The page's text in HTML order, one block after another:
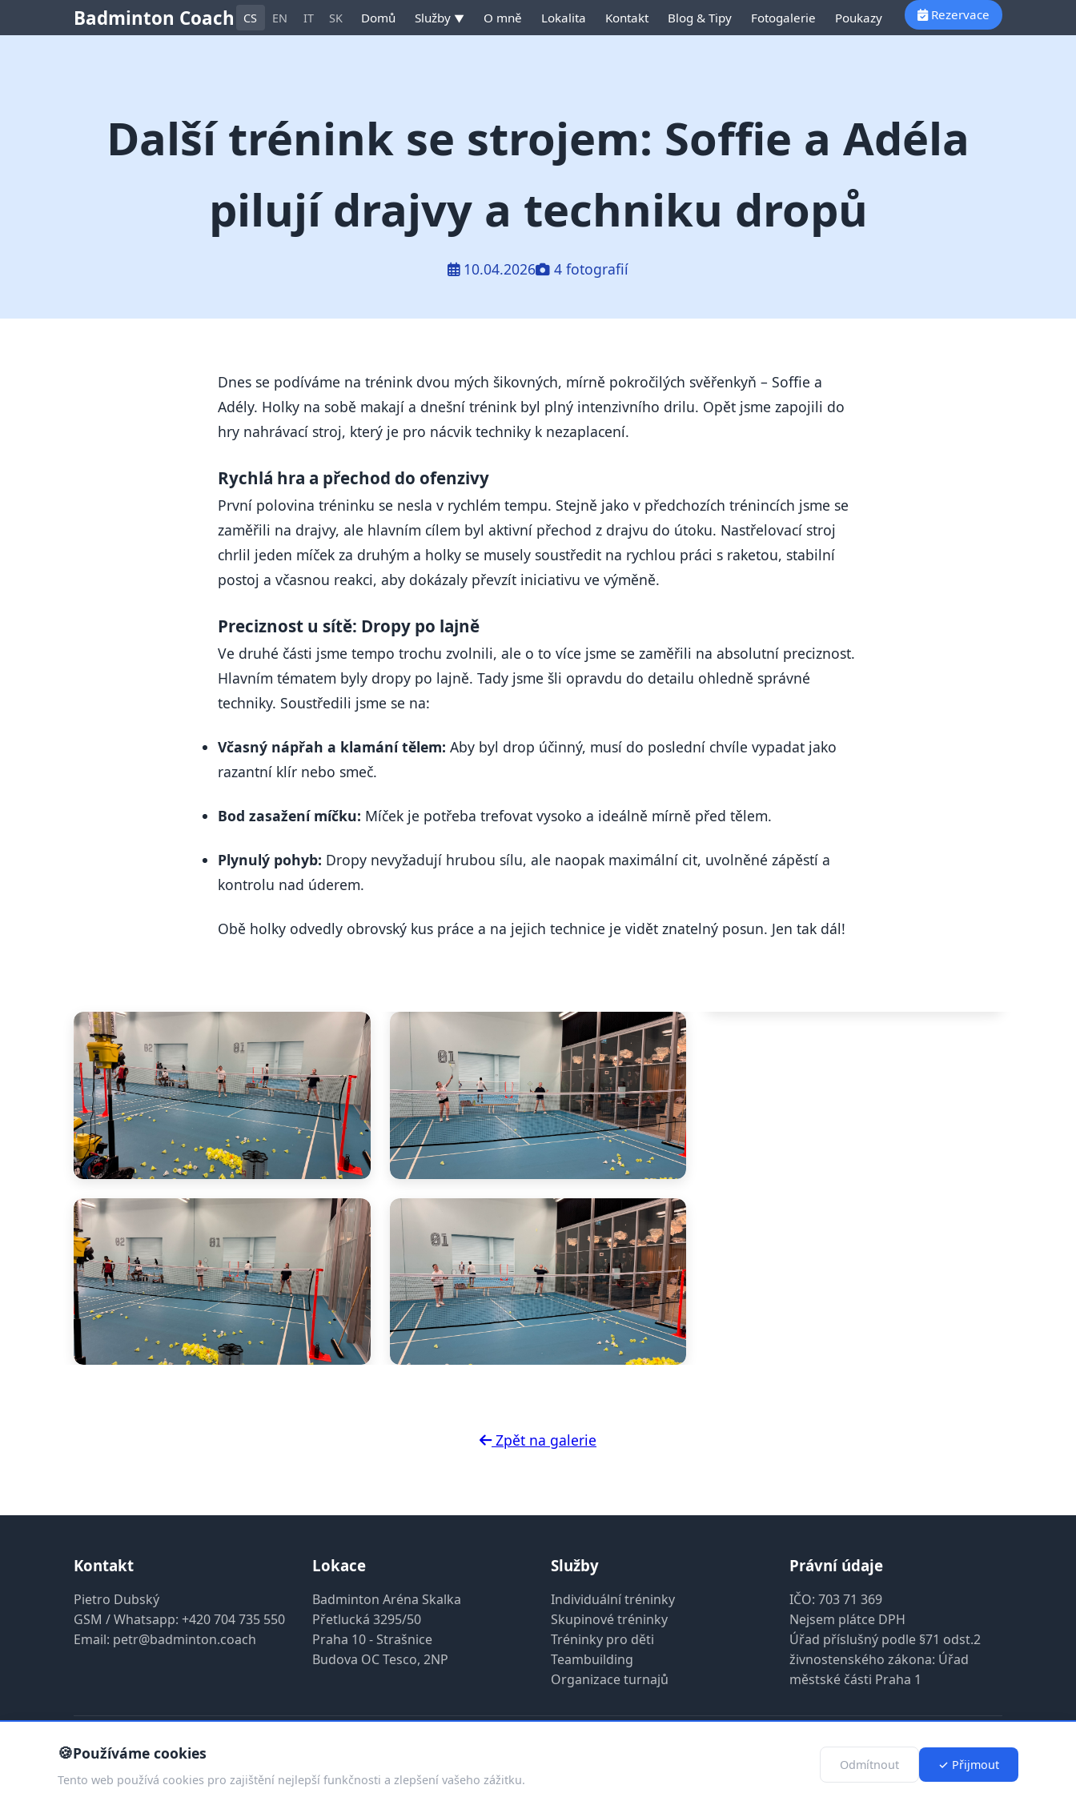
Badminton Coach CS EN IT SK Domů Služby ▼ O mně Lokalita Kontakt Blog & Tipy Fotogalerie Poukazy Rezervace
Další trénink se strojem: Soffie a Adéla
pilují drajvy a techniku dropů
10.04.2026 4 fotografií
Dnes se podíváme na trénink dvou mých šikovných, mírně pokročilých svěřenkyň – Soffie a
Adély. Holky na sobě makají a dnešní trénink byl plný intenzivního drilu. Opět jsme zapojili do
hry nahrávací stroj, který je pro nácvik techniky k nezaplacení.
Rychlá hra a přechod do ofenzivy
První polovina tréninku se nesla v rychlém tempu. Stejně jako v předchozích trénincích jsme se
zaměřili na drajvy, ale hlavním cílem byl aktivní přechod z drajvu do útoku. Nastřelovací stroj
chrlil jeden míček za druhým a holky se musely soustředit na rychlou práci s raketou, stabilní
postoj a včasnou reakci, aby dokázaly převzít iniciativu ve výměně.
Preciznost u sítě: Dropy po lajně
Ve druhé části jsme tempo trochu zvolnili, ale o to více jsme se zaměřili na absolutní preciznost.
Hlavním tématem byly dropy po lajně. Tady jsme šli opravdu do detailu ohledně správné
techniky. Soustředili jsme se na:
Včasný nápřah a klamání tělem: Aby byl drop účinný, musí do poslední chvíle vypadat jako
razantní klír nebo smeč.
Bod zasažení míčku: Míček je potřeba trefovat vysoko a ideálně mírně před tělem.
Plynulý pohyb: Dropy nevyžadují hrubou sílu, ale naopak maximální cit, uvolněné zápěstí a
kontrolu nad úderem.
Obě holky odvedly obrovský kus práce a na jejich technice je vidět znatelný posun. Jen tak dál!
Zpět na galerie
Kontakt
Pietro Dubský
GSM / Whatsapp: +420 704 735 550
Email: petr@badminton.coach
Lokace
Badminton Aréna Skalka
Přetlucká 3295/50
Praha 10 - Strašnice
Budova OC Tesco, 2NP
Služby
Individuální tréninky
Skupinové tréninky
Tréninky pro děti
Teambuilding
Organizace turnajů
Právní údaje
IČO: 703 71 369
Nejsem plátce DPH
Úřad příslušný podle §71 odst.2
živnostenského zákona: Úřad
městské části Praha 1
LinkedIn GitHub Facebook Instagram
🍪Používáme cookies
Tento web používá cookies pro zajištění nejlepší funkčnosti a zlepšení vašeho zážitku.
Odmítnout ✓ Přijmout